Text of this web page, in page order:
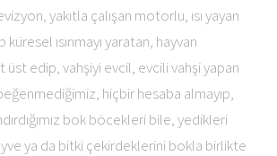
yakıtla çalışan motorlu, ısı yayan
küresel ısınmayı yaratan, hayvan
edip, vahşiyi evcil, evcili vahşi yapan
hiçbir hesaba almayıp,
bok böcekleri bile, yedikleri
ya da bitki çekirdeklerini bokla birlikte